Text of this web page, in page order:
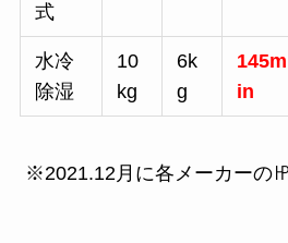
式
水冷
除湿
10
kg
6k
g
145m
in
※2021.12月に各メーカーの